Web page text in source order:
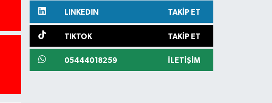
LINKEDIN TAKIP ET
TIKTOK TAKIP ET
05444018259 İLETIŞIM